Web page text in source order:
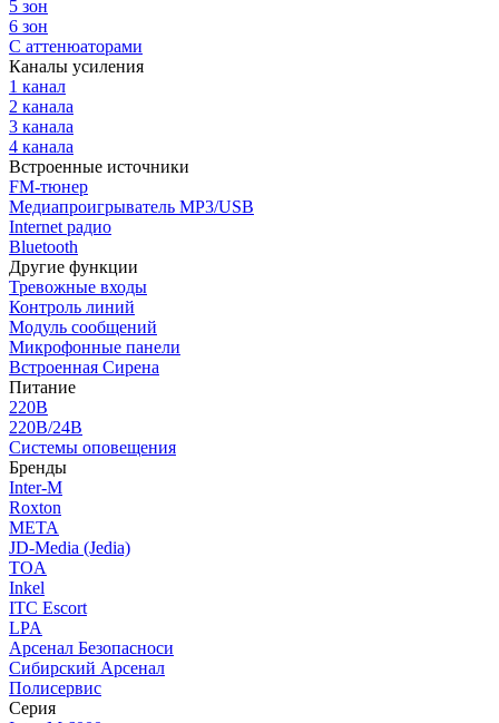
5 зон
6 зон
С аттенюаторами
Каналы усиления
1 канал
2 канала
3 канала
4 канала
Встроенные источники
FM-тюнер
Медиапроигрыватель MP3/USB
Internet радио
Bluetooth
Другие функции
Тревожные входы
Контроль линий
Модуль сообщений
Микрофонные панели
Встроенная Сирена
Питание
220В
220В/24В
Системы оповещения
Бренды
Inter-M
Roxton
МЕТА
JD-Media (Jedia)
TOA
Inkel
ITC Escort
LPA
Арсенал Безопасноси
Сибирский Арсенал
Полисервис
Серия